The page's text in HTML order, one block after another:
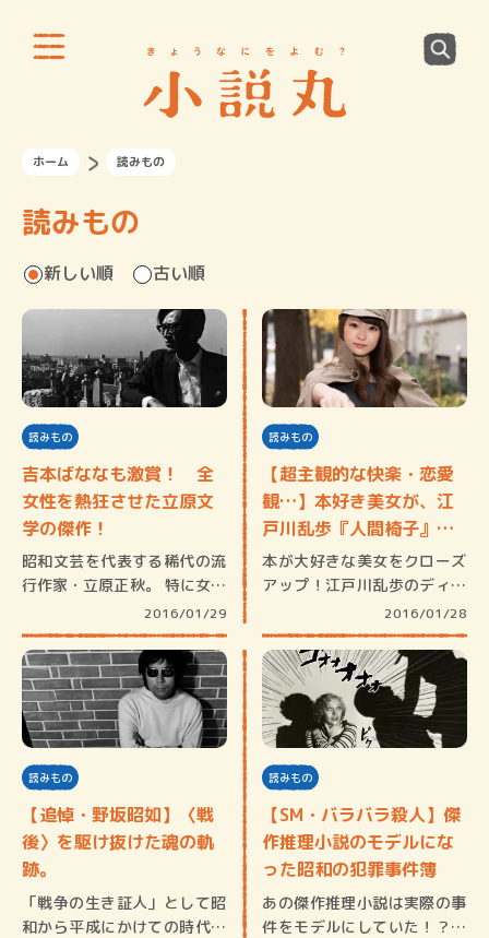
ホーム 読みもの
読みもの
新しい順 古い順
読みもの
吉本ばななも激賞！ 全
女性を熱狂させた立原文
学の傑作！
昭和文芸を代表する稀代の流
行作家・立原正秋。 特に女性
2016/01/29
読みもの
【超主観的な快楽・恋愛
観…】本好き美女が、江
戸川乱歩『人間椅子』を
読む…
本が大好きな美女をクローズ
アップ！江戸川乱歩のディー
2016/01/28
読みもの
【追悼・野坂昭如】〈戦
後〉を駆け抜けた魂の軌
跡。
「戦争の生き証人」として昭
和から平成にかけての時代に
読みもの
【SM・バラバラ殺人】傑
作推理小説のモデルにな
った昭和の犯罪事件簿
あの傑作推理小説は実際の事
件をモデルにしていた！？ド